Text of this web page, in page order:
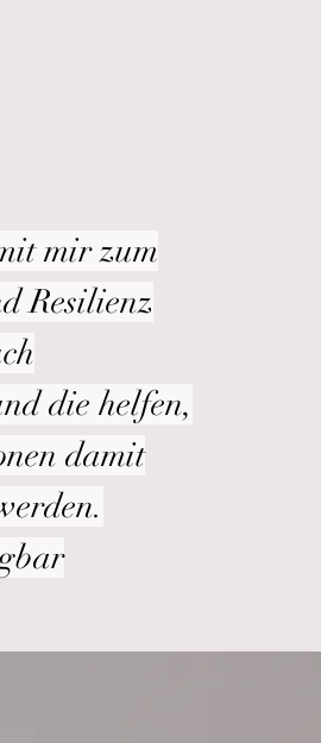
mir zum
Resilienz
die helfen,
damit